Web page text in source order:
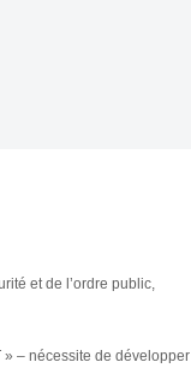
et de l’ordre public,
» – nécessite de développer